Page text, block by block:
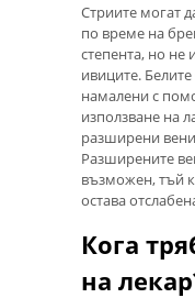
Стриите могат
по време на
степента, но не
ивиците.
намалени с
използване на
разширени
Разширените
възможен, тъй
остава
Кога
на